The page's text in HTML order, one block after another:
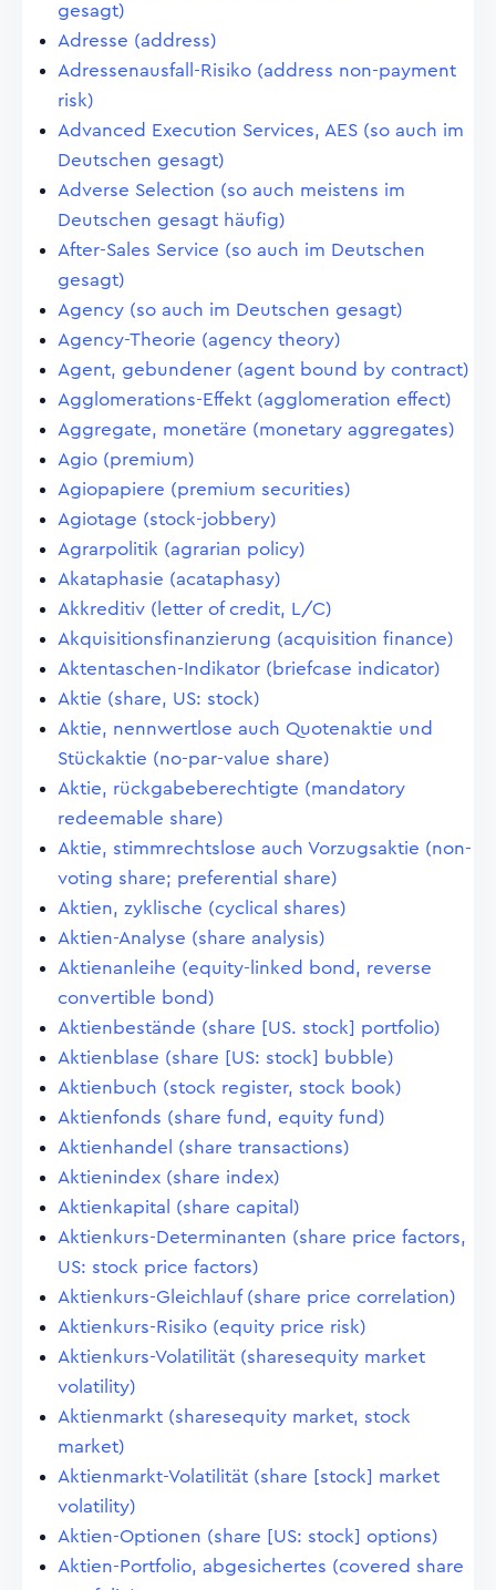
gesagt)
Adresse (address)
Adressenausfall-Risiko (address non-payment
risk)
Advanced Execution Services, AES (so auch im
Deutschen gesagt)
Adverse Selection (so auch meistens im
Deutschen gesagt häufig)
After-Sales Service (so auch im Deutschen
gesagt)
Agency (so auch im Deutschen gesagt)
Agency-Theorie (agency theory)
Agent, gebundener (agent bound by contract)
Agglomerations-Effekt (agglomeration effect)
Aggregate, monetäre (monetary aggregates)
Agio (premium)
Agiopapiere (premium securities)
Agiotage (stock-jobbery)
Agrarpolitik (agrarian policy)
Akataphasie (acataphasy)
Akkreditiv (letter of credit, L/C)
Akquisitionsfinanzierung (acquisition finance)
Aktentaschen-Indikator (briefcase indicator)
Aktie (share, US: stock)
Aktie, nennwertlose auch Quotenaktie und
Stückaktie (no-par-value share)
Aktie, rückgabeberechtigte (mandatory
redeemable share)
Aktie, stimmrechtslose auch Vorzugsaktie (non-
voting share; preferential share)
Aktien, zyklische (cyclical shares)
Aktien-Analyse (share analysis)
Aktienanleihe (equity-linked bond, reverse
convertible bond)
Aktienbestände (share [US. stock] portfolio)
Aktienblase (share [US: stock] bubble)
Aktienbuch (stock register, stock book)
Aktienfonds (share fund, equity fund)
Aktienhandel (share transactions)
Aktienindex (share index)
Aktienkapital (share capital)
Aktienkurs-Determinanten (share price factors,
US: stock price factors)
Aktienkurs-Gleichlauf (share price correlation)
Aktienkurs-Risiko (equity price risk)
Aktienkurs-Volatilität (sharesequity market
volatility)
Aktienmarkt (sharesequity market, stock
market)
Aktienmarkt-Volatilität (share [stock] market
volatility)
Aktien-Optionen (share [US: stock] options)
Aktien-Portfolio, abgesichertes (covered share